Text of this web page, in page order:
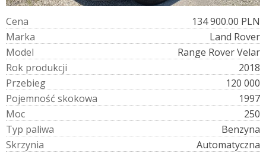
Cena
134 900.00 PLN
Marka
Land Rover
Model
Range Rover Velar
Rok produkcji
2018
Przebieg
120 000
Pojemność skokowa
1997
Moc
250
Typ paliwa
Benzyna
Skrzynia
Automatyczna